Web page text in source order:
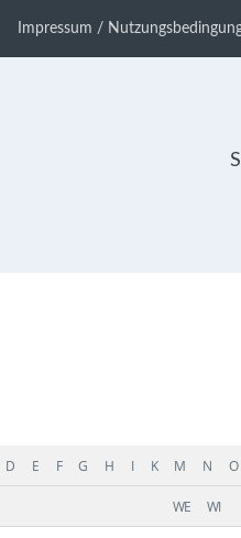
Impressum /
D E F G H I K M N O
WE WI